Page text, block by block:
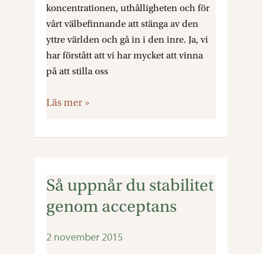
koncentrationen, uthålligheten och för
vårt välbefinnande att stänga av den
yttre världen och gå in i den inre. Ja, vi
har förstått att vi har mycket att vinna
på att stilla oss
Läs mer »
Så uppnår du stabilitet
genom acceptans
2 november 2015
Så
uppnår
du